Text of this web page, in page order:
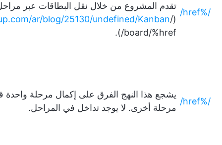
/%href/
تقدم المشروع من خلال نقل البطاقات عبر
(/href/
ar/blog/25130/undefined/Kanban
board/%href/).
/%href/
يشجع هذا النهج الفرق على إكمال مرحلة واحدة
مرحلة أخرى. لا يوجد تداخل في المراحل.